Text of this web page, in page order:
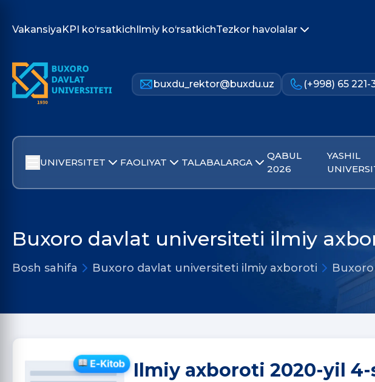
VakansiyaKPI ko‘rsatkichIlmiy ko‘rsatkichTezkor havolalar
buxdu_rektor@buxdu.uz (+998) 65
UNIVERSITET FAOLIYAT TALABALARGA
QABUL
2026
YASHIL
Buxoro davlat universiteti ilmiy
Bosh sahifa Buxoro davlat universiteti ilmiy axboroti
Ilmiy axboroti 2020-yil 4-